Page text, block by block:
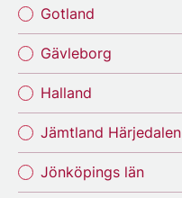
Gotland
Gävleborg
Halland
Jämtland Härjedalen
Jönköpings län